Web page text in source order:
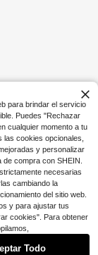
para brindar el servicio
Puedes "Rechazar
cualquier momento a tu
cookies opcionales,
y personalizar
compra con SHEIN.
necesarias
cambiando la
del sitio web.
y para ajustar tus
cookies". Para obtener
Todo